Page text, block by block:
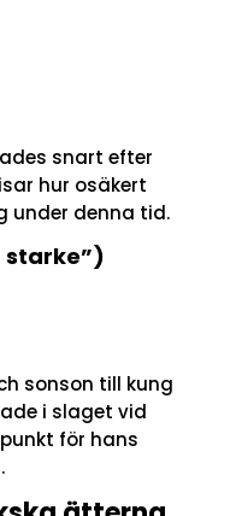
snart efter
hur osäkert
under denna tid.
starke”)
sonson till kung
i slaget vid
för hans